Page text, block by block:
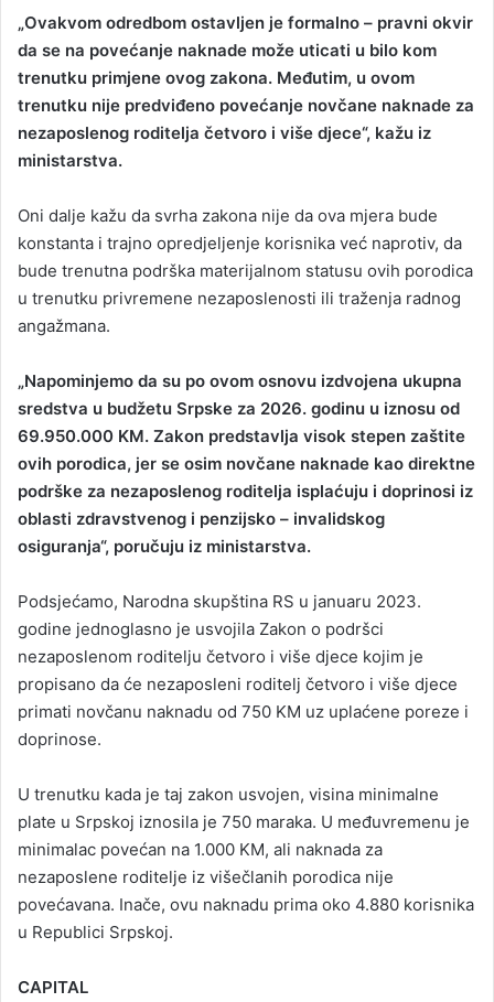
„Ovakvom odredbom ostavljen je formalno – pravni okvir
da se na povećanje naknade može uticati u bilo kom
trenutku primjene ovog zakona. Međutim, u ovom
trenutku nije predviđeno povećanje novčane naknade za
nezaposlenog roditelja četvoro i više djece“, kažu iz
ministarstva.
Oni dalje kažu da svrha zakona nije da ova mjera bude
konstanta i trajno opredjeljenje korisnika već naprotiv, da
bude trenutna podrška materijalnom statusu ovih porodica
u trenutku privremene nezaposlenosti ili traženja radnog
angažmana.
„Napominjemo da su po ovom osnovu izdvojena ukupna
sredstva u budžetu Srpske za 2026. godinu u iznosu od
69.950.000 KM. Zakon predstavlja visok stepen zaštite
ovih porodica, jer se osim novčane naknade kao direktne
podrške za nezaposlenog roditelja isplaćuju i doprinosi iz
oblasti zdravstvenog i penzijsko – invalidskog
osiguranja“, poručuju iz ministarstva.
Podsjećamo, Narodna skupština RS u januaru 2023.
godine jednoglasno je usvojila Zakon o podršci
nezaposlenom roditelju četvoro i više djece kojim je
propisano da će nezaposleni roditelj četvoro i više djece
primati novčanu naknadu od 750 KM uz uplaćene poreze i
doprinose.
U trenutku kada je taj zakon usvojen, visina minimalne
plate u Srpskoj iznosila je 750 maraka. U međuvremenu je
minimalac povećan na 1.000 KM, ali naknada za
nezaposlene roditelje iz višečlanih porodica nije
povećavana. Inače, ovu naknadu prima oko 4.880 korisnika
u Republici Srpskoj.
CAPITAL